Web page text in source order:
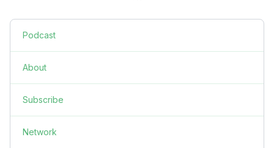
Podcast
About
Subscribe
Network